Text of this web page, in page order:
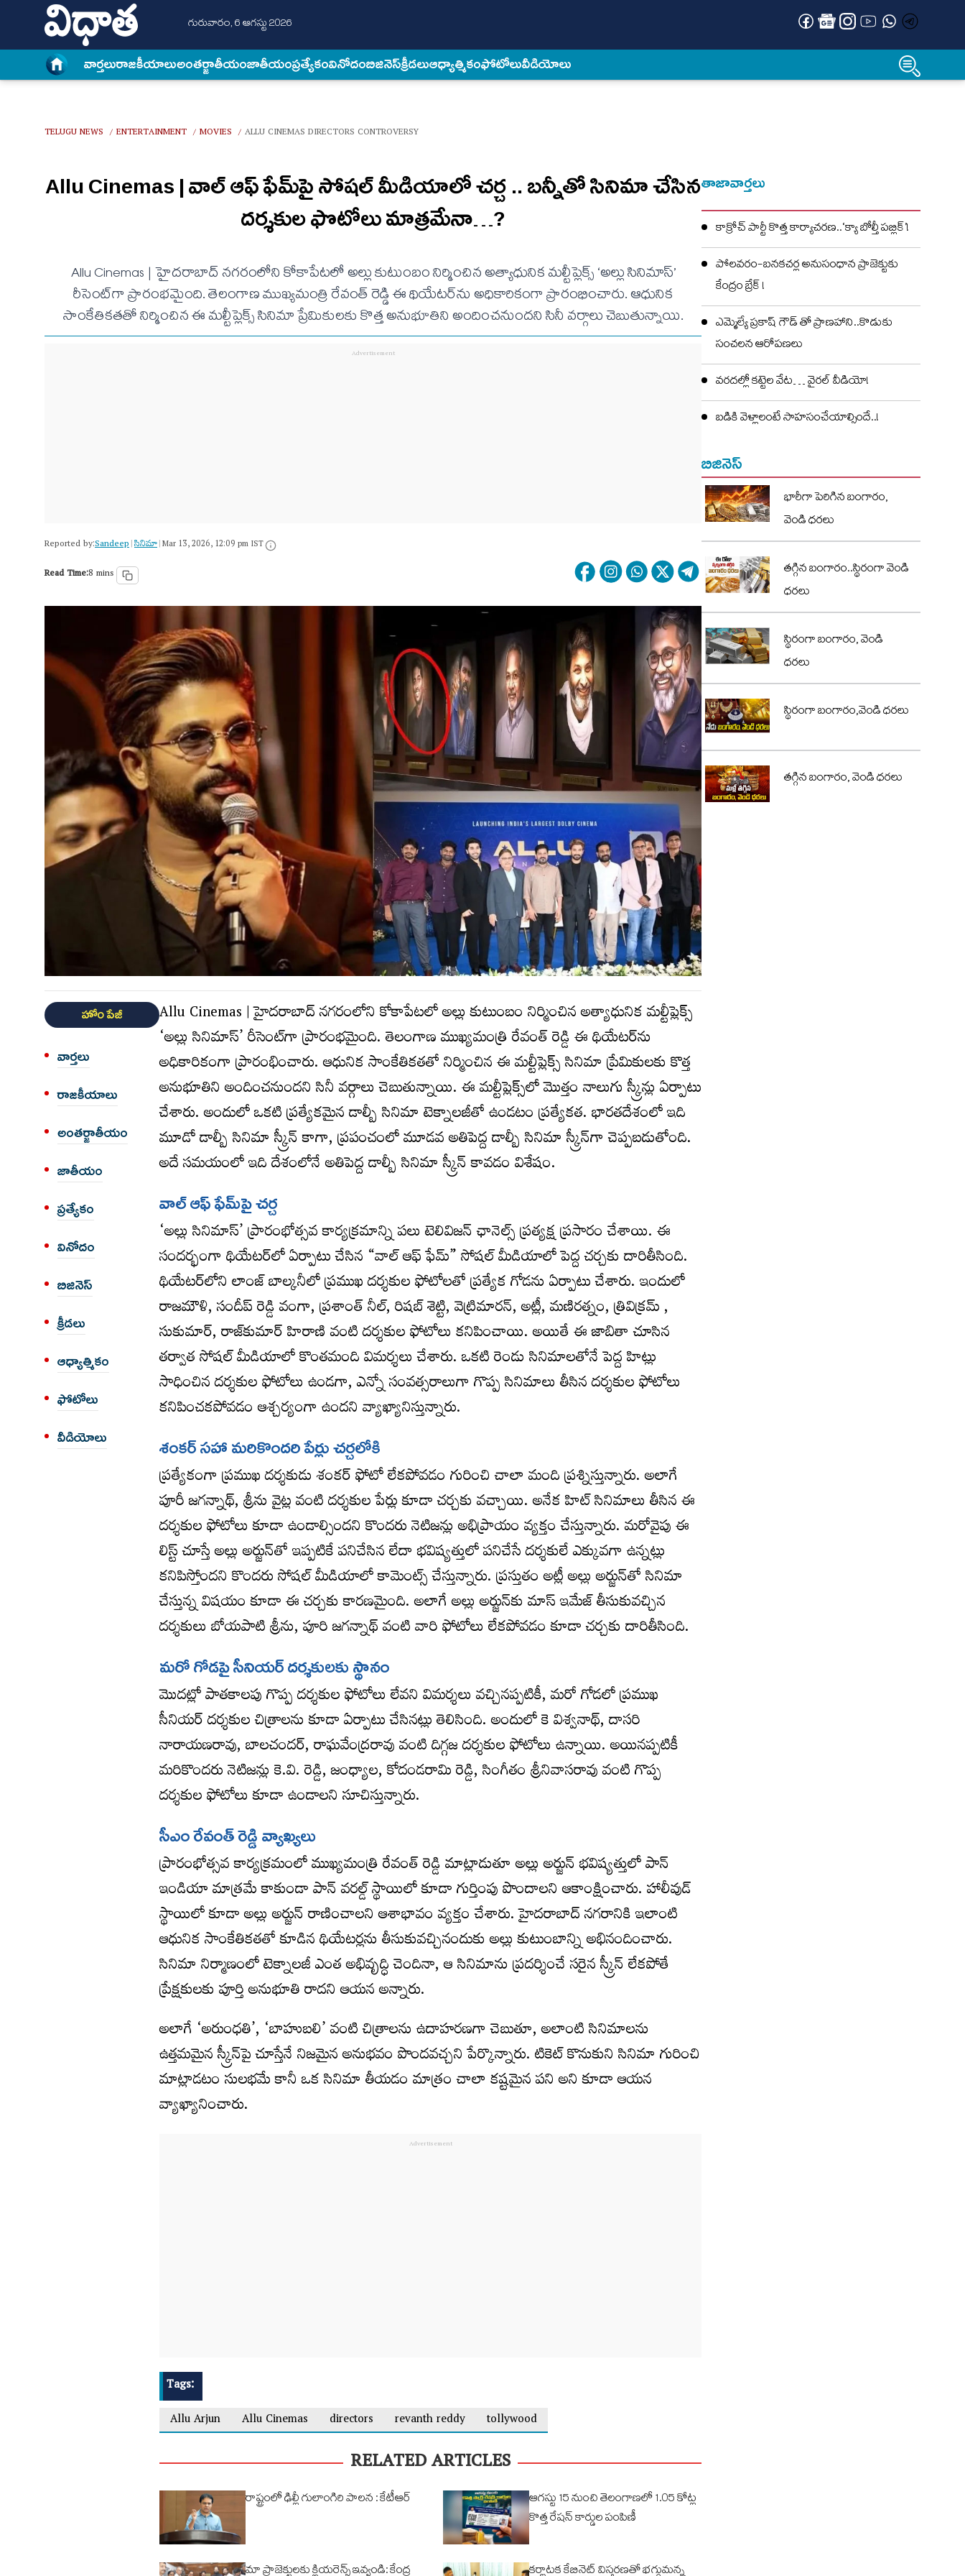
గురువారం, 6 ఆగస్టు 2026
వార్త‌లురాజకీయాలుఅంత‌ర్జాతీయంజాతీయంప్రత్యేకంవినోదంబిజినెస్క్రీడలుఆధ్యాత్మికంఫోటోలువీడియోలు
TELUGU NEWS / ENTERTAINMENT / MOVIES / ALLU CINEMAS DIRECTORS CONTROVERSY
Allu Cinemas | వాల్ ఆఫ్ ఫేమ్‌పై సోషల్ మీడియాలో చర్చ .. బ‌న్నీతో సినిమా చేసిన
ద‌ర్శ‌కుల ఫొటోలు మాత్ర‌మేనా…?
Allu Cinemas | హైదరాబాద్ నగరంలోని కోకాపేటలో అల్లు కుటుంబం నిర్మించిన అత్యాధునిక మల్టీప్లెక్స్ ‘అల్లు సినిమాస్’
రీసెంట్‌గా ప్రారంభమైంది. తెలంగాణ ముఖ్యమంత్రి రేవంత్ రెడ్డి ఈ థియేటర్‌ను అధికారికంగా ప్రారంభించారు. ఆధునిక
సాంకేతికతతో నిర్మించిన ఈ మల్టీప్లెక్స్ సినిమా ప్రేమికులకు కొత్త అనుభూతిని అందించనుందని సినీ వర్గాలు చెబుతున్నాయి.
Reported by:Sandeep|సినిమా|Mar 13, 2026, 12:09 pm IST
Read Time:8 mins
హోం పేజీ
వార్త‌లు
రాజకీయాలు
అంత‌ర్జాతీయం
జాతీయం
ప్రత్యేకం
వినోదం
బిజినెస్
క్రీడలు
ఆధ్యాత్మికం
ఫోటోలు
వీడియోలు
Allu Cinemas | హైదరాబాద్ నగరంలోని కోకాపేటలో అల్లు కుటుంబం నిర్మించిన అత్యాధునిక మల్టీప్లెక్స్
‘అల్లు సినిమాస్’ రీసెంట్‌గా ప్రారంభమైంది. తెలంగాణ ముఖ్యమంత్రి రేవంత్ రెడ్డి ఈ థియేటర్‌ను
అధికారికంగా ప్రారంభించారు. ఆధునిక సాంకేతికతతో నిర్మించిన ఈ మల్టీప్లెక్స్ సినిమా ప్రేమికులకు కొత్త
అనుభూతిని అందించనుందని సినీ వర్గాలు చెబుతున్నాయి. ఈ మల్టీప్లెక్స్‌లో మొత్తం నాలుగు స్క్రీన్లు ఏర్పాటు
చేశారు. అందులో ఒకటి ప్రత్యేకమైన డాల్బీ సినిమా టెక్నాలజీతో ఉండటం ప్రత్యేకత. భారతదేశంలో ఇది
మూడో డాల్బీ సినిమా స్క్రీన్ కాగా, ప్రపంచంలో మూడవ అతిపెద్ద డాల్బీ సినిమా స్క్రీన్‌గా చెప్పబడుతోంది.
అదే సమయంలో ఇది దేశంలోనే అతిపెద్ద డాల్బీ సినిమా స్క్రీన్ కావడం విశేషం.
వాల్ ఆఫ్ ఫేమ్‌పై చర్చ
‘అల్లు సినిమాస్’ ప్రారంభోత్సవ కార్యక్రమాన్ని పలు టెలివిజన్ ఛానెల్స్ ప్రత్యక్ష ప్రసారం చేశాయి. ఈ
సందర్భంగా థియేటర్‌లో ఏర్పాటు చేసిన “వాల్ ఆఫ్ ఫేమ్” సోషల్ మీడియాలో పెద్ద చర్చకు దారితీసింది.
థియేటర్‌లోని లాంజ్ బాల్కనీలో ప్రముఖ దర్శకుల ఫోటోలతో ప్రత్యేక గోడను ఏర్పాటు చేశారు. ఇందులో
రాజ‌మౌళి, సందీప్ రెడ్డి వంగా, ప్ర‌శాంత్ నీల్‌, రిష‌బ్ శెట్టి, వెట్రిమార‌న్, అట్లీ, మ‌ణిరత్నం, త్రివిక్ర‌మ్ ,
సుకుమార్, రాజ్‌కుమార్ హిరాణి వంటి దర్శకుల ఫోటోలు కనిపించాయి. అయితే ఈ జాబితా చూసిన
తర్వాత సోషల్ మీడియాలో కొంతమంది విమర్శలు చేశారు. ఒకటి రెండు సినిమాలతోనే పెద్ద హిట్లు
సాధించిన దర్శకుల ఫోటోలు ఉండగా, ఎన్నో సంవత్సరాలుగా గొప్ప సినిమాలు తీసిన దర్శకుల ఫోటోలు
కనిపించకపోవడం ఆశ్చర్యంగా ఉందని వ్యాఖ్యానిస్తున్నారు.
శంకర్ సహా మరికొందరి పేర్లు చర్చలోకి
ప్రత్యేకంగా ప్రముఖ దర్శకుడు శంక‌ర్ ఫోటో లేకపోవడం గురించి చాలా మంది ప్రశ్నిస్తున్నారు. అలాగే
పూరీ జ‌గ‌న్నాథ్‌, శ్రీను వైట్ల వంటి దర్శకుల పేర్లు కూడా చర్చకు వచ్చాయి. అనేక హిట్ సినిమాలు తీసిన ఈ
దర్శకుల ఫోటోలు కూడా ఉండాల్సిందని కొందరు నెటిజన్లు అభిప్రాయం వ్యక్తం చేస్తున్నారు. మరోవైపు ఈ
లిస్ట్ చూస్తే అల్లు అర్జున్‌తో ఇప్పటికే పనిచేసిన లేదా భవిష్యత్తులో పనిచేసే దర్శకులే ఎక్కువగా ఉన్నట్లు
కనిపిస్తోందని కొందరు సోషల్ మీడియాలో కామెంట్స్ చేస్తున్నారు. ప్రస్తుతం అట్లీ అల్లు అర్జున్‌తో సినిమా
చేస్తున్న విషయం కూడా ఈ చర్చకు కారణమైంది. అలాగే అల్లు అర్జున్‌కు మాస్ ఇమేజ్ తీసుకువచ్చిన
దర్శకులు బోయపాటి శ్రీను, పూరి జగన్నాథ్ వంటి వారి ఫోటోలు లేకపోవడం కూడా చర్చకు దారితీసింది.
మరో గోడపై సీనియర్ దర్శకులకు స్థానం
మొదట్లో పాతకాలపు గొప్ప దర్శకుల ఫోటోలు లేవని విమర్శలు వచ్చినప్పటికీ, మరో గోడలో ప్రముఖ
సీనియర్ దర్శకుల చిత్రాలను కూడా ఏర్పాటు చేసినట్లు తెలిసింది. అందులో కె విశ్వ‌నాథ్‌, దాస‌రి
నారాయ‌ణ‌రావు, బాల‌చంద‌ర్, రాఘ‌వేంద్ర‌రావు వంటి దిగ్గజ దర్శకుల ఫోటోలు ఉన్నాయి. అయినప్పటికీ
మరికొందరు నెటిజన్లు కె.వి. రెడ్డి, జంధ్యాల, కోదండరామి రెడ్డి, సింగీతం శ్రీనివాసరావు వంటి గొప్ప
దర్శకుల ఫోటోలు కూడా ఉండాలని సూచిస్తున్నారు.
సీఎం రేవంత్ రెడ్డి వ్యాఖ్యలు
ప్రారంభోత్సవ కార్యక్రమంలో ముఖ్యమంత్రి రేవంత్ రెడ్డి మాట్లాడుతూ అల్లు అర్జున్ భవిష్యత్తులో పాన్
ఇండియా మాత్రమే కాకుండా పాన్ వరల్డ్ స్థాయిలో కూడా గుర్తింపు పొందాలని ఆకాంక్షించారు. హాలీవుడ్
స్థాయిలో కూడా అల్లు అర్జున్ రాణించాలని ఆశాభావం వ్యక్తం చేశారు. హైదరాబాద్ నగరానికి ఇలాంటి
ఆధునిక సాంకేతికతతో కూడిన థియేటర్లను తీసుకువచ్చినందుకు అల్లు కుటుంబాన్ని అభినందించారు.
సినిమా నిర్మాణంలో టెక్నాలజీ ఎంత అభివృద్ధి చెందినా, ఆ సినిమాను ప్రదర్శించే సరైన స్క్రీన్ లేకపోతే
ప్రేక్షకులకు పూర్తి అనుభూతి రాదని ఆయన అన్నారు.
అలాగే ‘అరుంధతి’, ‘బాహుబలి’ వంటి చిత్రాలను ఉదాహరణగా చెబుతూ, అలాంటి సినిమాలను
ఉత్తమమైన స్క్రీన్‌పై చూస్తేనే నిజమైన అనుభవం పొందవచ్చని పేర్కొన్నారు. టికెట్ కొనుకుని సినిమా గురించి
మాట్లాడటం సులభమే కానీ ఒక సినిమా తీయడం మాత్రం చాలా కష్టమైన పని అని కూడా ఆయన
వ్యాఖ్యానించారు.
Tags:
Allu Arjun
Allu Cinemas directors revanth reddy tollywood
RELATED ARTICLES
రాష్ట్రంలో ఢిల్లీ గులాంగిరి పాలన : కేటీఆర్
ఆగస్టు 15 నుంచి తెలంగాణలో 1.05 కోట్ల
కొత్త రేషన్ కార్డుల పంపిణీ
మా ప్రాజెక్టులకు క్లియరెన్స్ ఇవ్వండి: కేంద్ర కర్ణాటక కేబినెట్ విస్తరణతో భగ్గుమన్న
తాజావార్తలు
కాక్రోచ్ పార్టీ కొత్త కార్యాచరణ..‘క్యా బోల్తీ పబ్లిక్’!
పోలవరం-బనకచర్ల అనుసంధాన ప్రాజెక్టుకు
కేంద్రం బ్రేక్ !
ఎమ్మెల్యే ప్రకాష్ గౌడ్ తో ప్రాణహాని..కొడుకు
సంచలన ఆరోపణలు
వరదల్లో కట్టెల వేట… వైరల్ వీడియో!
బడికి వెళ్లాలంటే సాహసంచేయాల్సిందే..!
బిజినెస్
భారీగా పెరిగిన బంగారం,
వెండి ధరలు
తగ్గిన బంగారం..స్థిరంగా వెండి
ధరలు
స్థిరంగా బంగారం, వెండి
ధరలు
స్థిరంగా బంగారం,వెండి ధరలు
తగ్గిన బంగారం, వెండి ధరలు